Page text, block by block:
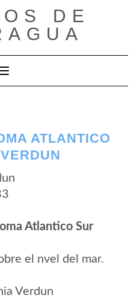
DE
Cambiar modo de navegación
ATLANTICO
Atlantico Sur
el nvel del mar.
Verdun